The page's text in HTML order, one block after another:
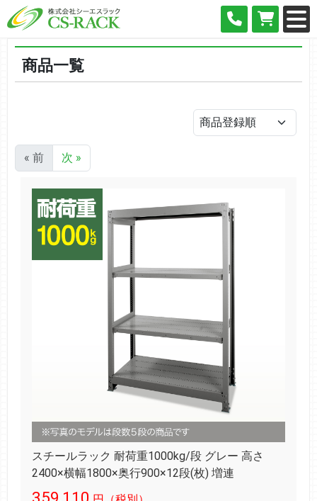
商品一覧
« 前 次 »
スチールラック 耐荷重1000kg/段 グレー 高さ
2400×横幅1800×奥行900×12段(枚) 増連